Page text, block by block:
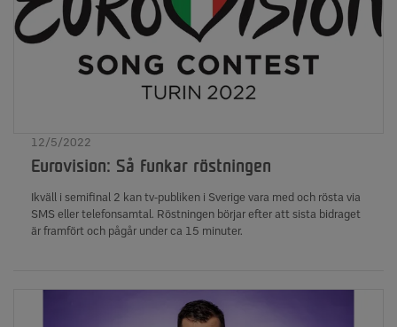
12/5/2022
Eurovision: Så funkar röstningen
Ikväll i semifinal 2 kan tv-publiken i Sverige vara med och rösta via
SMS eller telefonsamtal. Röstningen börjar efter att sista bidraget
är framfört och pågår under ca 15 minuter.